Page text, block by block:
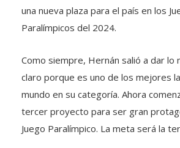
una nueva plaza para el país en los
Paralímpicos del 2024.
Como siempre, Hernán salió a dar lo
claro porque es uno de los mejores
mundo en su categoría. Ahora
tercer proyecto para ser gran
Juego Paralímpico. La meta será la